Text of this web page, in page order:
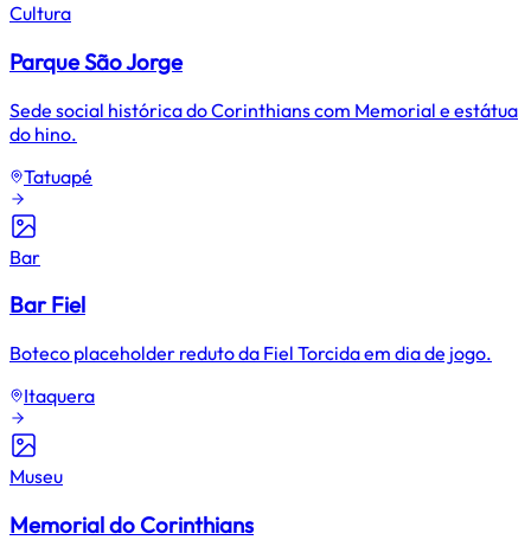
Cultura
Parque São Jorge
Sede social histórica do Corinthians com Memorial e estátua
do hino.
Tatuapé
Bar
Bar Fiel
Boteco placeholder reduto da Fiel Torcida em dia de jogo.
Itaquera
Museu
Memorial do Corinthians